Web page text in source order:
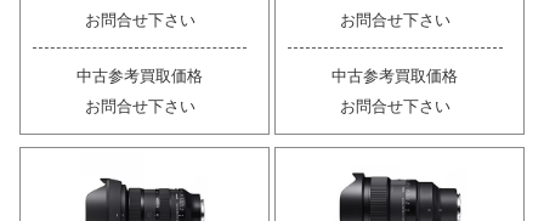
お問合せ下さい
中古参考買取価格
お問合せ下さい
お問合せ下さい
中古参考買取価格
お問合せ下さい